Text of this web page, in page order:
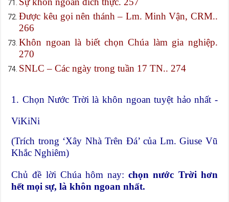
Được kêu gọi nên thánh – Lm. Minh Vận, CRM..
266
Khôn ngoan là biết chọn Chúa làm gia nghiệp.
270
SNLC – Các ngày trong tuần 17 TN.. 274
1. Chọn Nước Trời là khôn ngoan tuyệt hảo nhất -
ViKiNi
(Trích trong ‘Xây Nhà Trên Đá’ của Lm. Giuse Vũ
Khắc Nghiêm)
Chủ đề lời Chúa hôm nay:chọn nước Trời hơn
hết mọi sự, là khôn ngoan nhất.